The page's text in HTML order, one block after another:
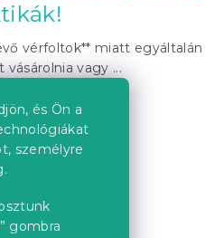
és Ön a
személyre
” gombra
vérfoltok** miatt
vagy ...